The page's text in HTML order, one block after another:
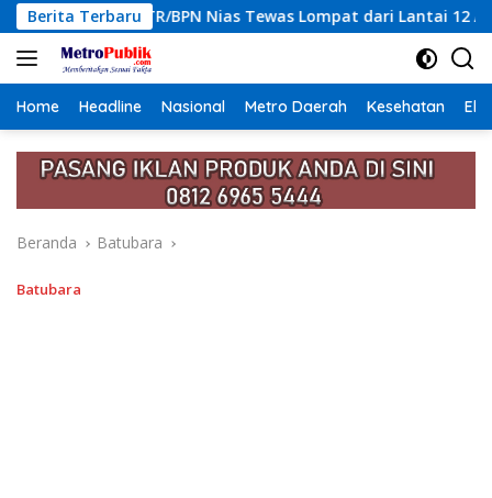
Langsung
ke
konten
Berita Terbaru
Tewas Lompat dari Lantai 12 Apartemen, Berawal dari
Home Headline Nasional Metro Daerah Kesehatan
Beranda Batubara
Batubara